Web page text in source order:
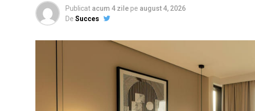
Publicat acum 4 zile pe august 4, 2026
De Succes